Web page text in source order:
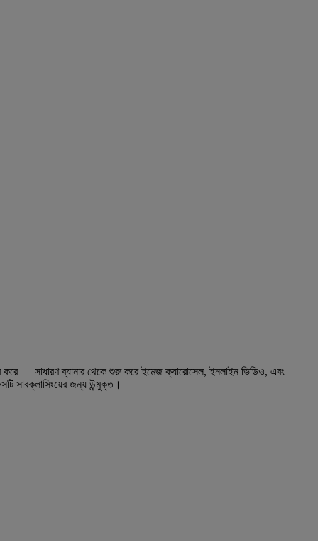
— সাধারণ ব্যানার থেকে শুরু করে ইমেজ ক্যারোসেল, ইনলাইন ভিডিও, এবং
সাবক্লাসিংয়ের জন্য উন্মুক্ত।